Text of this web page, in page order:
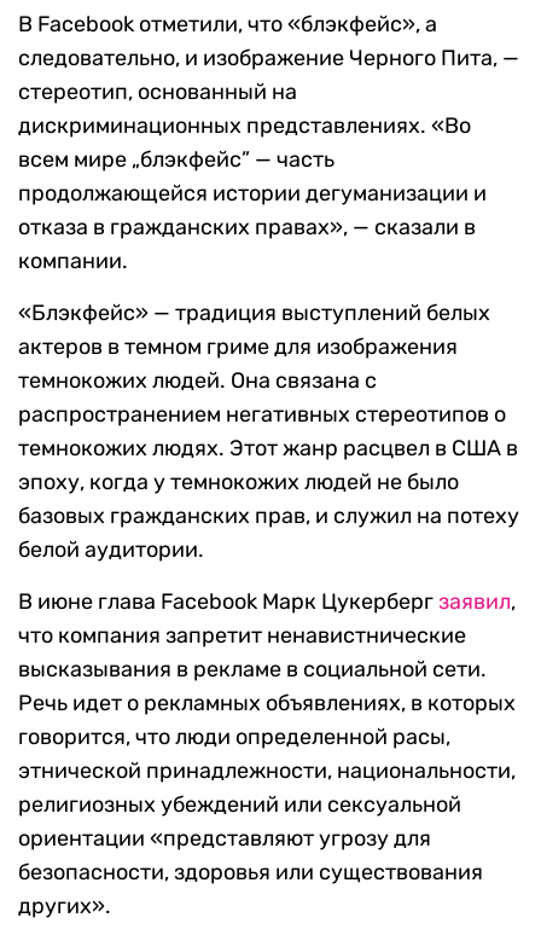
В Facebook отметили, что «блэкфейс», а
следовательно, и изображение Черного Пита, —
стереотип, основанный на
дискриминационных представлениях. «Во
всем мире „блэкфейс” — часть
продолжающейся истории дегуманизации и
отказа в гражданских правах», — сказали в
компании.
«Блэкфейс» — традиция выступлений белых
актеров в темном гриме для изображения
темнокожих людей. Она связана с
распространением негативных стереотипов о
темнокожих людях. Этот жанр расцвел в США в
эпоху, когда у темнокожих людей не было
базовых гражданских прав, и служил на потеху
белой аудитории.
В июне глава Facebook Марк Цукербергзаявил,
что компания запретит ненавистнические
высказывания в рекламе в социальной сети.
Речь идет о рекламных объявлениях, в которых
говорится, что люди определенной расы,
этнической принадлежности, национальности,
религиозных убеждений или сексуальной
ориентации «представляют угрозу для
безопасности, здоровья или существования
других».